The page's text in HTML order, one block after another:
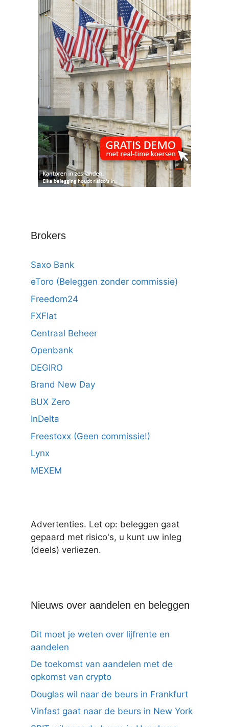
Brokers
Saxo Bank
eToro (Beleggen zonder commissie)
Freedom24
FXFlat
Centraal Beheer
Openbank
DEGIRO
Brand New Day
BUX Zero
InDelta
Freestoxx (Geen commissie!)
Lynx
MEXEM
Advertenties. Let op: beleggen gaat
gepaard met risico's, u kunt uw inleg
(deels) verliezen.
Nieuws over aandelen en beleggen
Dit moet je weten over lijfrente en
aandelen
De toekomst van aandelen met de
opkomst van crypto
Douglas wil naar de beurs in Frankfurt
Vinfast gaat naar de beurs in New York